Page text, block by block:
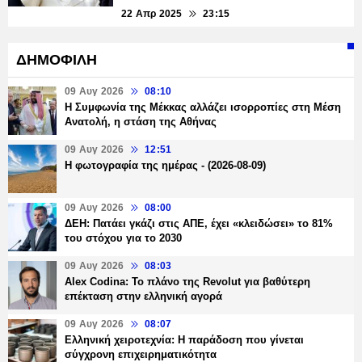
22 Απρ 2025 23:15
ΔΗΜΟΦΙΛΗ
09 Αυγ 2026 08:10
Η Συμφωνία της Μέκκας αλλάζει ισορροπίες στη Μέση
Ανατολή, η στάση της Αθήνας
09 Αυγ 2026 12:51
Η φωτογραφία της ημέρας - (2026-08-09)
09 Αυγ 2026 08:00
ΔΕΗ: Πατάει γκάζι στις ΑΠΕ, έχει «κλειδώσει» το 81%
του στόχου για το 2030
09 Αυγ 2026 08:03
Alex Codina: Το πλάνο της Revolut για βαθύτερη
επέκταση στην ελληνική αγορά
09 Αυγ 2026 08:07
Ελληνική χειροτεχνία: Η παράδοση που γίνεται
σύγχρονη επιχειρηματικότητα